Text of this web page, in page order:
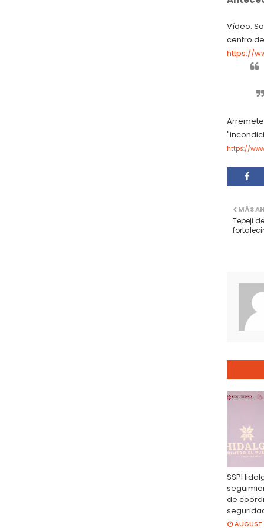
Vídeo.
centro
https://
https://
MÁS
Tepeji
de